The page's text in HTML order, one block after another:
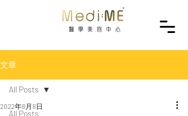
文章
All Posts
All Posts
2022年8月8日